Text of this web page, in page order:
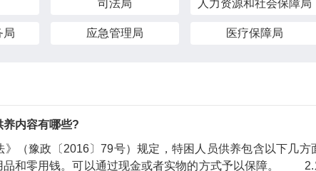
司法局 人力资源和社会保障局
局 应急管理局 医疗保障局
养内容有哪些?
（豫政〔2016〕79号）规定，特困人员供养包含以下几
品和零用钱。可以通过现金或者实物的方式予以保障。 2.